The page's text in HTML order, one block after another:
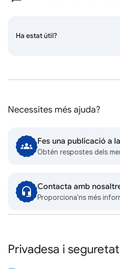
Ha estat útil?
Necessites més ajuda?
Fes una publicació a
Obtén respostes dels
Contacta amb
Proporciona'ns més
Privadesa i